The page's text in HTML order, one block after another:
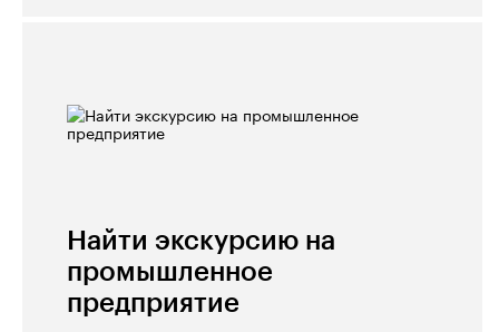
Найти экскурсию на
промышленное
предприятие